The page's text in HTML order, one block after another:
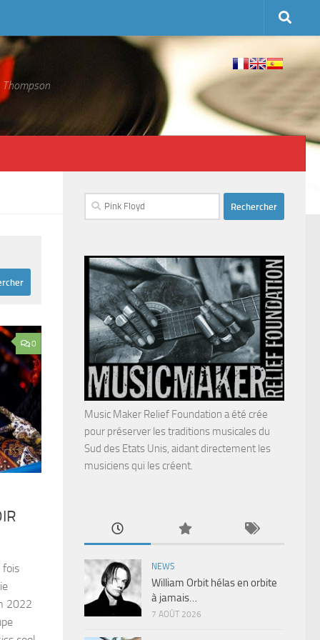
0
fois
2022
Rechercher :
Music Maker Relief Foundation a été crée
pour préserver les traditions musicales du
Sud des Etats Unis, aidant directement les
musiciens qui les créent.
NEWS
William Orbit hélas en orbite
à jamais…
7 AOÛT 2026